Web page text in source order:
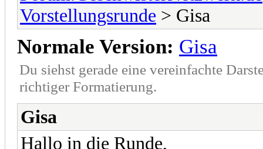
Vorstellungsrunde > Gisa
Normale Version: Gisa
Du siehst gerade eine vereinfachte
richtiger Formatierung.
Gisa
Hallo in die Runde,